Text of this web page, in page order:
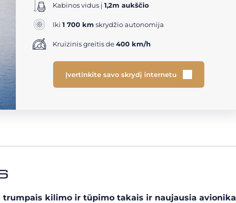
Kabinos vidus į 1,2m aukščio
Iki 1 700 km skrydžio autonomija
Kruizinis greitis de400 km/h
Įvertinkite savo skrydį internetu
trumpais kilimo ir tūpimo takais ir naujausia avionika